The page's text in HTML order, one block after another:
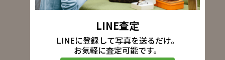
LINE査定
LINEに登録して写真を送るだけ。
お気軽に査定可能です。